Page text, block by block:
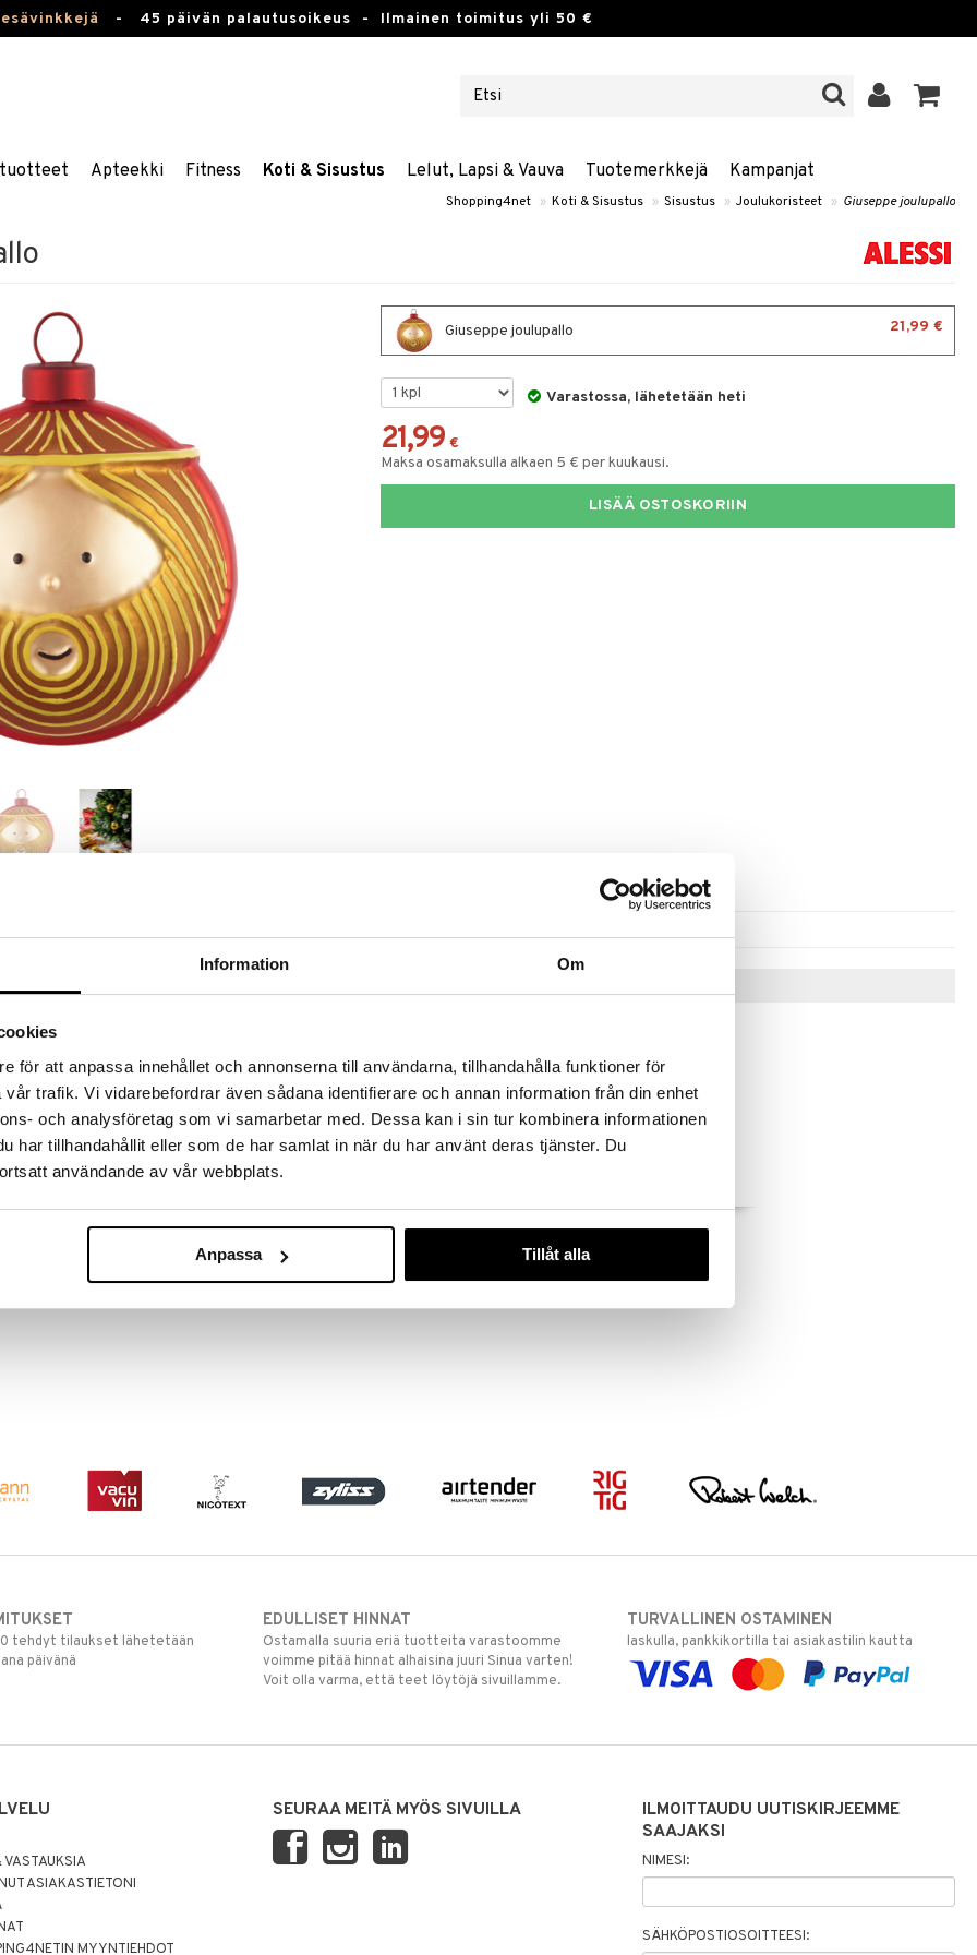
Information Om
för att anpassa innehållet och annonserna till användarna, tillhandahålla funktioner för
trafik. Vi vidarebefordrar även sådana identifierare och annan information från din enhet
och analysföretag som vi samarbetar med. Dessa kan i sin tur kombinera informationen
har tillhandahållit eller som de har samlat in när du har använt deras tjänster. Du
användande av vår webbplats.
Anpassa Tillåt alla
- 45 päivän palautusoikeus - Ilmainen toimitus yli 50 €
Apteekki Fitness Koti & Sisustus Lelut, Lapsi & Vauva Tuotemerkkejä Kampanjat
Shopping4net » Koti & Sisustus » Sisustus » Joulukoristeet » Giuseppe joulupallo
Giuseppe joulupallo 21,99 €
Varastossa, lähetetään heti
21,99 €
Maksa osamaksulla alkaen 5 € per kuukausi.
LISÄÄ OSTOSKORIIN
löydöt kotiin!
tehdä löytöjä suuresta ALEstamme. Juuri
hinnoilla!
31.8.2026 asti mutta ole nopea -
voivat päästä loppumaan!
ale-löydöt »
yhdistää kaksi suurta perinnettä,
tarjoten pienen mutta merkittävän innovaation.
Cubik Penguin Joulupallo Snow Cube Joulupallo
ALESSI
tehdyt tilaukset lähetetään
päivänä
EDULLISET HINNAT
Ostamalla suuria eriä tuotteita varastoomme
voimme pitää hinnat alhaisina juuri Sinua varten!
Voit olla varma, että teet löytöjä sivuillamme.
TURVALLINEN OSTAMINEN
laskulla, pankkikortilla tai asiakastilin kautta
ASIAKASTIETONI
MYYNTIEHDOT
SEURAA MEITÄ MYÖS SIVUILLA
ILMOITTAUDU UUTISKIRJEEMME
SAAJAKSI
NIMESI:
SÄHKÖPOSTIOSOITTEESI: